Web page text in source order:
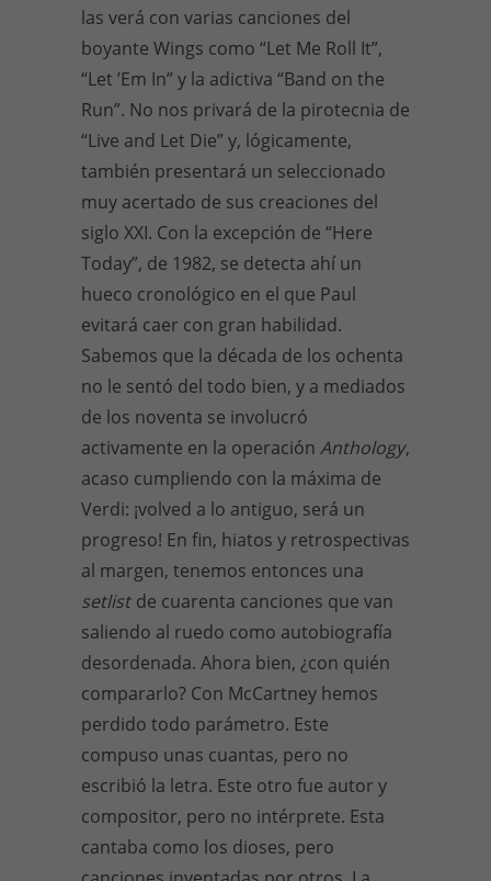
las verá con varias canciones del
boyante Wings como “Let Me Roll It”,
“Let ’Em In” y la adictiva “Band on the
Run”. No nos privará de la pirotecnia de
“Live and Let Die” y, lógicamente,
también presentará un seleccionado
muy acertado de sus creaciones del
siglo XXI. Con la excepción de “Here
Today”, de 1982, se detecta ahí un
hueco cronológico en el que Paul
evitará caer con gran habilidad.
Sabemos que la década de los ochenta
no le sentó del todo bien, y a mediados
de los noventa se involucró
activamente en la operación Anthology,
acaso cumpliendo con la máxima de
Verdi: ¡volved a lo antiguo, será un
progreso! En fin, hiatos y retrospectivas
al margen, tenemos entonces una
setlist de cuarenta canciones que van
saliendo al ruedo como autobiografía
desordenada. Ahora bien, ¿con quién
compararlo? Con McCartney hemos
perdido todo parámetro. Este
compuso unas cuantas, pero no
escribió la letra. Este otro fue autor y
compositor, pero no intérprete. Esta
cantaba como los dioses, pero